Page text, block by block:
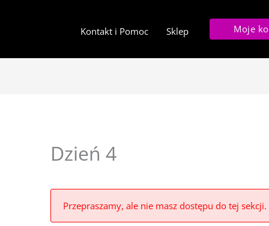
Kontakt i Pomoc Sklep Moje
Dzień 4
Przepraszamy, ale nie masz dostępu do tej sekcji.